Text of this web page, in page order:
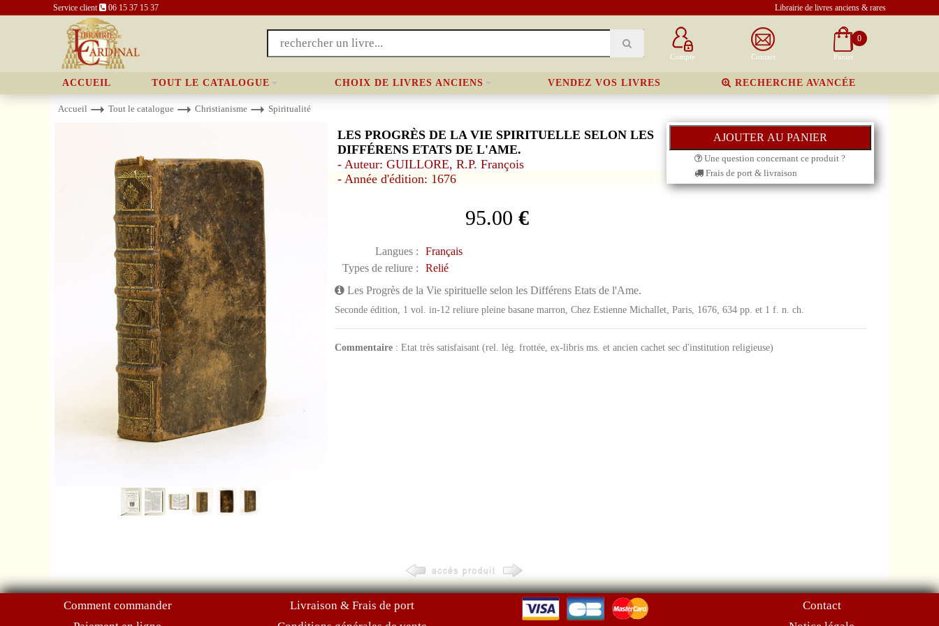
Service client 06 15 37 15 37 Librairie de livres anciens & rares
Compte Contact
0
Panier
ACCUEIL TOUT LE CATALOGUE CHOIX DE LIVRES ANCIENS VENDEZ VOS LIVRES RECHERCHE AVANCÉE
Accueil Tout le catalogue Christianisme Spiritualité
LES PROGRÈS DE LA VIE SPIRITUELLE SELON LES
DIFFÉRENS ETATS DE L'AME.
- Auteur: GUILLORE, R.P. François
- Année d'édition: 1676
95.00 €
Langues :
Français
Types de reliure :
Relié
Une question concernant ce produit ?
Frais de port & livraison
Les Progrès de la Vie spirituelle selon les Différens Etats de l'Ame.
Seconde édition, 1 vol. in-12 reliure pleine basane marron, Chez Estienne Michallet, Paris, 1676, 634 pp. et 1 f. n. ch.
Commentaire: Etat très satisfaisant (rel. lég. frottée, ex-libris ms. et ancien cachet sec d'institution religieuse)
Comment commander
Livraison & Frais de port
Contact